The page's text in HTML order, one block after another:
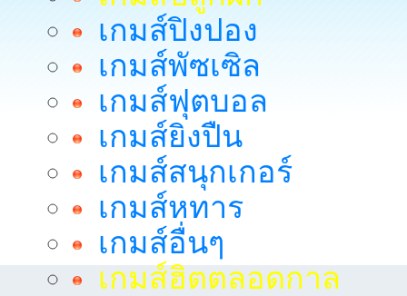
เกมส์ปิงปอง
เกมส์พัซเซิล
เกมส์ฟุตบอล
เกมส์ยิงปืน
เกมส์สนุกเกอร์
เกมส์หทาร
เกมส์อื่นๆ
เกมส์ฮิตตลอดกาล